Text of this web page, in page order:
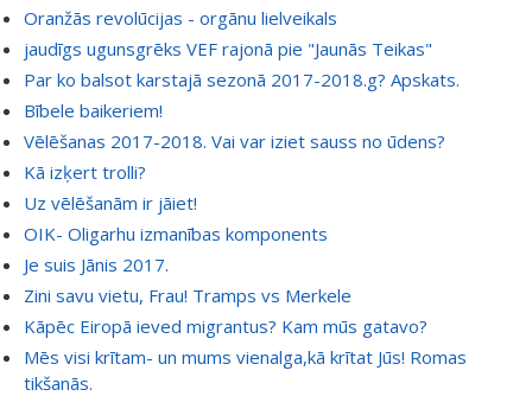
Oranžās revolūcijas - orgānu lielveikals
jaudīgs ugunsgrēks VEF rajonā pie "Jaunās Teikas"
Par ko balsot karstajā sezonā 2017-2018.g? Apskats.
Bībele baikeriem!
Vēlēšanas 2017-2018. Vai var iziet sauss no ūdens?
Kā izķert trolli?
Uz vēlēšanām ir jāiet!
OIK- Oligarhu izmanības komponents
Je suis Jānis 2017.
Zini savu vietu, Frau! Tramps vs Merkele
Kāpēc Eiropā ieved migrantus? Kam mūs gatavo?
Mēs visi krītam- un mums vienalga,kā krītat Jūs! Romas
tikšanās.